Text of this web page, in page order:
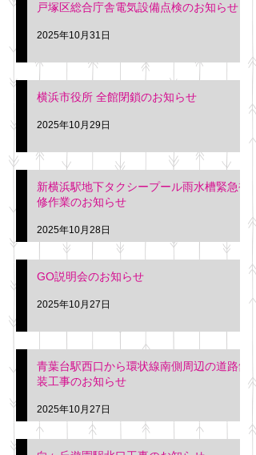
戸塚区総合庁舎電気設備点検のお知らせ
2025年10月31日
横浜市役所 全館閉鎖のお知らせ
2025年10月29日
新横浜駅地下タクシープール雨水槽緊急補
修作業のお知らせ
2025年10月28日
GO説明会のお知らせ
2025年10月27日
青葉台駅西口から環状線南側周辺の道路舗
装工事のお知らせ
2025年10月27日